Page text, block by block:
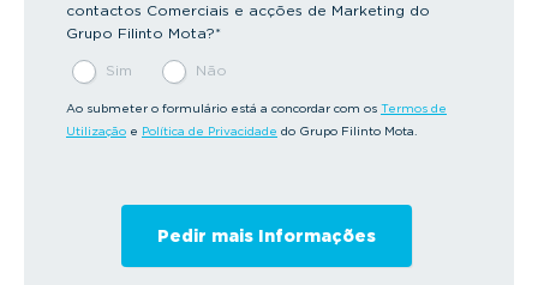
contactos Comerciais e acções de Marketing do
Grupo Filinto Mota?*
Sim Não
Ao submeter o formulário está a concordar com os Termos de
Utilização e Política de Privacidade do Grupo Filinto Mota.